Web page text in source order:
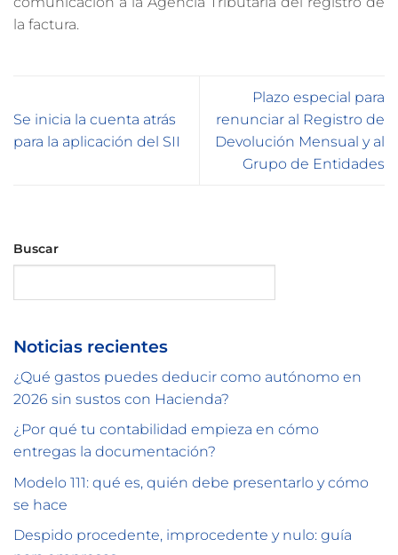
la factura.
Se inicia la cuenta atrás
para la aplicación del SII
Plazo especial para
renunciar al Registro de
Devolución Mensual y al
Grupo de Entidades
Buscar
Noticias recientes
¿Qué gastos puedes deducir como autónomo en
2026 sin sustos con Hacienda?
¿Por qué tu contabilidad empieza en cómo
entregas la documentación?
Modelo 111: qué es, quién debe presentarlo y cómo
se hace
Despido procedente, improcedente y nulo: guía